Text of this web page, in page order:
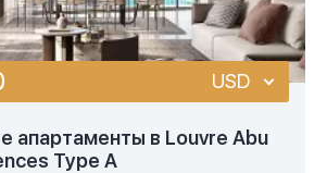
апартаменты в Louvre Abu
Type A
USD
USD